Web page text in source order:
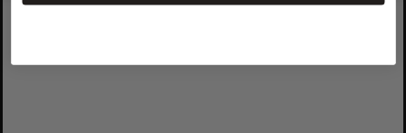
CREAR LISTA DE DESEOS